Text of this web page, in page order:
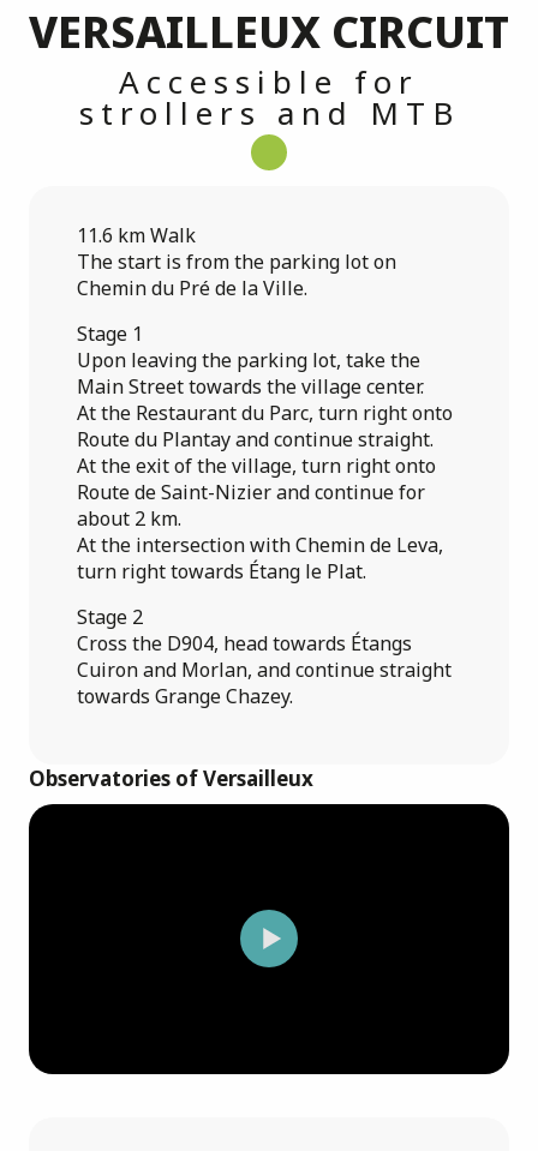
VERSAILLEUX CIRCUIT
Accessible for
strollers and MTB
11.6 km Walk
The start is from the parking lot on
Chemin du Pré de la Ville.
Stage 1
Upon leaving the parking lot, take the
Main Street towards the village center.
At the Restaurant du Parc, turn right onto
Route du Plantay and continue straight.
At the exit of the village, turn right onto
Route de Saint-Nizier and continue for
about 2 km.
At the intersection with Chemin de Leva,
turn right towards Étang le Plat.
Stage 2
Cross the D904, head towards Étangs
Cuiron and Morlan, and continue straight
towards Grange Chazey.
Observatories of Versailleux